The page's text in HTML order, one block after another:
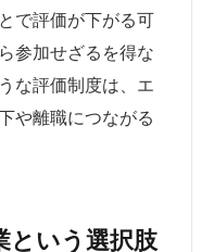
で評価が下がる可
参加せざるを得な
な評価制度は、エ
や離職につながる
という選択肢